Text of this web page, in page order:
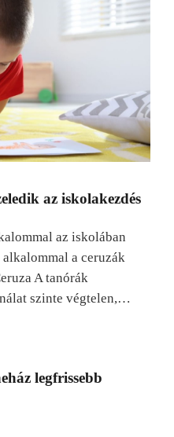
az iskolakezdés
az iskolában
a ceruzák
A tanórák
szinte végtelen,…
legfrissebb